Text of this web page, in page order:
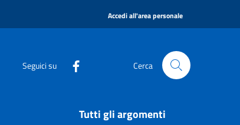
Accedi all'area personale
Seguici su Cerca
Tutti gli argomenti